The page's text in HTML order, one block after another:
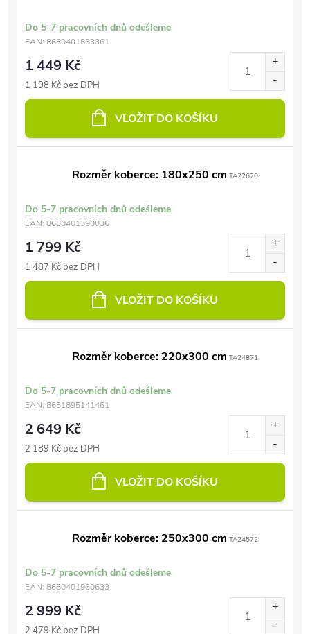
Do 5-7 pracovních dnů odešleme
EAN: 8680401863361
1 449 Kč
1 198 Kč bez DPH
VLOŽIT DO KOŠÍKU
Rozměr koberce: 180x250 cm TA22620
Do 5-7 pracovních dnů odešleme
EAN: 8680401390836
1 799 Kč
1 487 Kč bez DPH
VLOŽIT DO KOŠÍKU
Rozměr koberce: 220x300 cm TA24871
Do 5-7 pracovních dnů odešleme
EAN: 8681895141461
2 649 Kč
2 189 Kč bez DPH
VLOŽIT DO KOŠÍKU
Rozměr koberce: 250x300 cm TA24572
Do 5-7 pracovních dnů odešleme
EAN: 8680401960633
2 999 Kč
2 479 Kč bez DPH